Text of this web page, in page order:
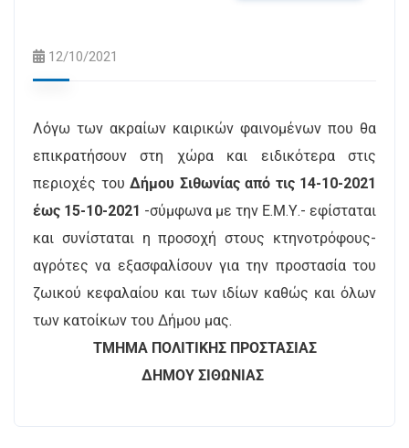
12/10/2021
Λόγω των ακραίων καιρικών φαινομένων που θα
επικρατήσουν στη χώρα και ειδικότερα στις
περιοχές του Δήμου Σιθωνίας από τις 14-10-2021
έως 15-10-2021 -σύμφωνα με την Ε.Μ.Υ.- εφίσταται
και συνίσταται η προσοχή στους κτηνοτρόφους-
αγρότες να εξασφαλίσουν για την προστασία του
ζωικού κεφαλαίου και των ιδίων καθώς και όλων
των κατοίκων του Δήμου μας.
ΤΜΗΜΑ ΠΟΛΙΤΙΚΗΣ ΠΡΟΣΤΑΣΙΑΣ
ΔΗΜΟΥ ΣΙΘΩΝΙΑΣ